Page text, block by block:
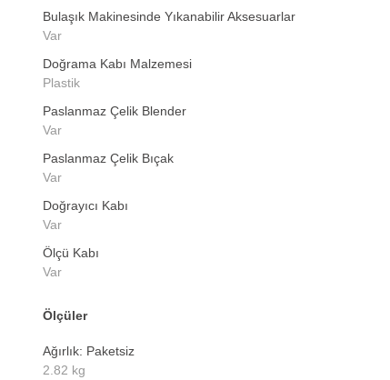
Bulaşık Makinesinde Yıkanabilir Aksesuarlar
Var
Doğrama Kabı Malzemesi
Plastik
Paslanmaz Çelik Blender
Var
Paslanmaz Çelik Bıçak
Var
Doğrayıcı Kabı
Var
Ölçü Kabı
Var
Ölçüler
Ağırlık: Paketsiz
2.82 kg